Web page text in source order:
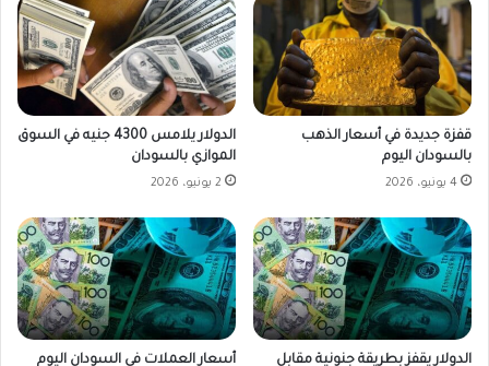
قفزة جديدة في أسعار الذهب
بالسودان اليوم
4 يونيو، 2026
الدولار يلامس 4300 جنيه في السوق
الموازي بالسودان
2 يونيو، 2026
الدولار يقفز بطريقة جنونية مقابل
أسعار العملات في السودان اليوم